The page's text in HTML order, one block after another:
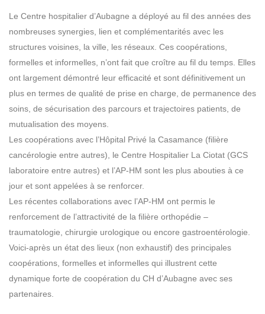
Le Centre hospitalier d’Aubagne a déployé au fil des années des
nombreuses synergies, lien et complémentarités avec les
structures voisines, la ville, les réseaux. Ces coopérations,
formelles et informelles, n’ont fait que croître au fil du temps. Elles
ont largement démontré leur efficacité et sont définitivement un
plus en termes de qualité de prise en charge, de permanence des
soins, de sécurisation des parcours et trajectoires patients, de
mutualisation des moyens.
Les coopérations avec l’Hôpital Privé la Casamance (filière
cancérologie entre autres), le Centre Hospitalier La Ciotat (GCS
laboratoire entre autres) et l’AP-HM sont les plus abouties à ce
jour et sont appelées à se renforcer.
Les récentes collaborations avec l’AP-HM ont permis le
renforcement de l’attractivité de la filière orthopédie –
traumatologie, chirurgie urologique ou encore gastroentérologie.
Voici-après un état des lieux (non exhaustif) des principales
coopérations, formelles et informelles qui illustrent cette
dynamique forte de coopération du CH d’Aubagne avec ses
partenaires.